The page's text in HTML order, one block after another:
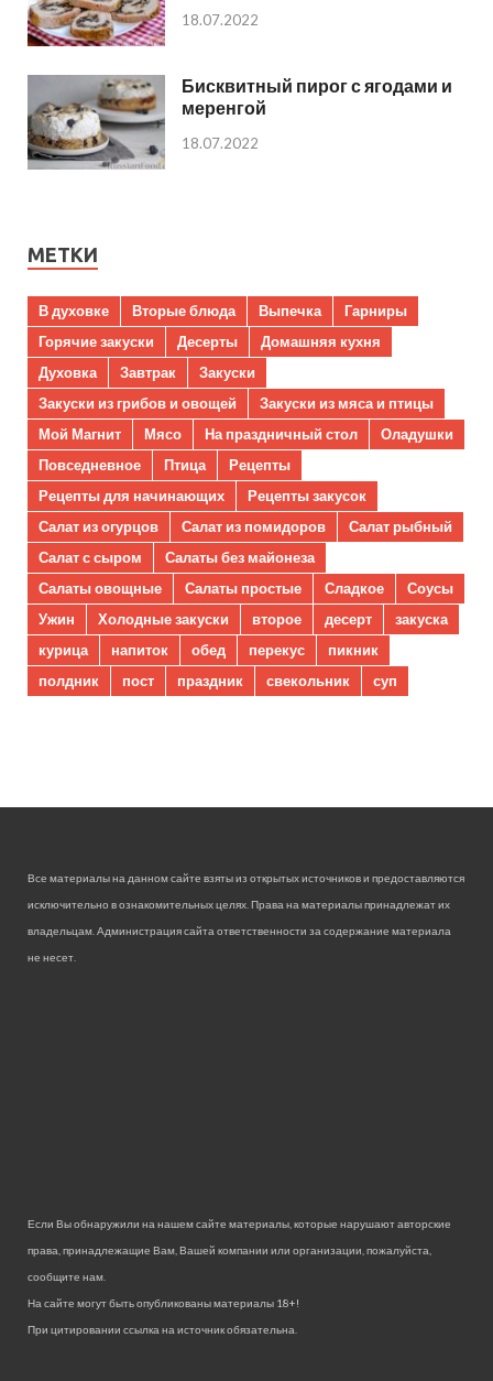
18.07.2022
Бисквитный пирог с ягодами и
меренгой
18.07.2022
МЕТКИ
В духовке Вторые блюда Выпечка
Гарниры
Горячие закуски
Десерты
Домашняя кухня
Духовка
Завтрак
Закуски
Закуски из грибов и овощей
Закуски из мяса и птицы
Мой Магнит
Мясо На праздничный стол
Оладушки
Повседневное
Птица
Рецепты
Рецепты для начинающих
Рецепты закусок
Салат из огурцов
Салат из помидоров
Салат рыбный
Салат с сыром
Салаты без майонеза
Салаты овощные
Салаты простые Сладкое
Соусы
Ужин
Холодные закуски второе десерт
закуска
курица
напиток обед перекус
пикник
полдник
пост праздник свекольник суп
Все материалы на данном сайте взяты из открытых источников и предоставляются
исключительно в ознакомительных целях. Права на материалы принадлежат их
владельцам. Администрация сайта ответственности за содержание материала
не несет.
Если Вы обнаружили на нашем сайте материалы, которые нарушают авторские
права, принадлежащие Вам, Вашей компании или организации, пожалуйста,
сообщите нам.
На сайте могут быть опубликованы материалы 18+!
При цитировании ссылка на источник обязательна.